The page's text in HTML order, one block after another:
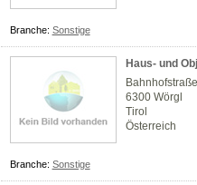
Branche: Sonstige
Haus- und
6300 Wörgl
Tirol
Österreich
Branche: Sonstige